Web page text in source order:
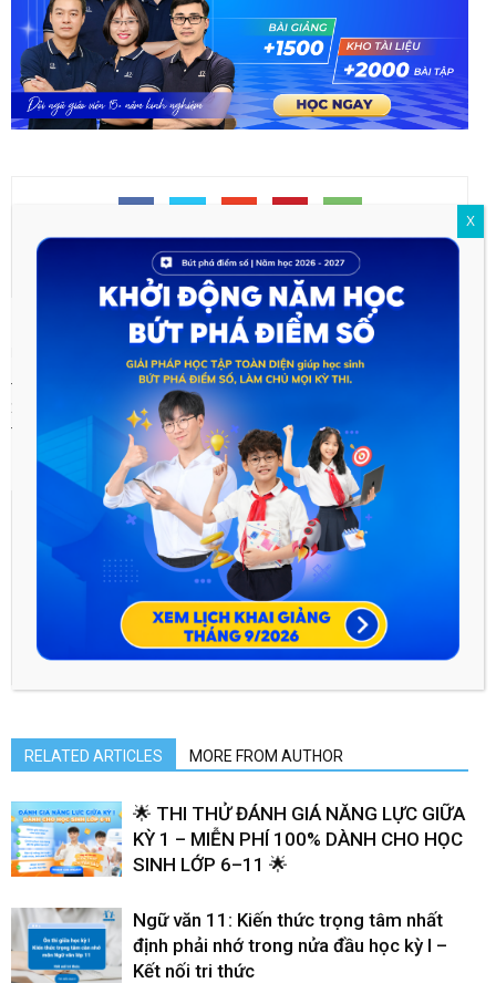
Điểm chuẩn Đánh giá năng lực
2022 Đại học Công nghệ thông
tin và truyền thông Việt Hàn
Bài phân tích đoạn 1 Tây Tiến
acq.hocmai
RELATED ARTICLES MORE FROM AUTHOR
🌟 THI THỬ ĐÁNH GIÁ NĂNG LỰC GIỮA
KỲ 1 – MIỄN PHÍ 100% DÀNH CHO HỌC
SINH LỚP 6–11 🌟
Ngữ văn 11: Kiến thức trọng tâm nhất
định phải nhớ trong nửa đầu học kỳ I –
Kết nối tri thức
X